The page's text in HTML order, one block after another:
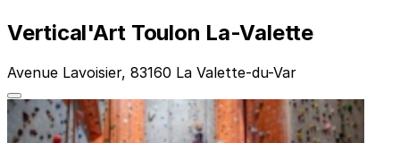
Vertical'Art Toulon La-Valette
Avenue Lavoisier, 83160 La Valette-du-Var